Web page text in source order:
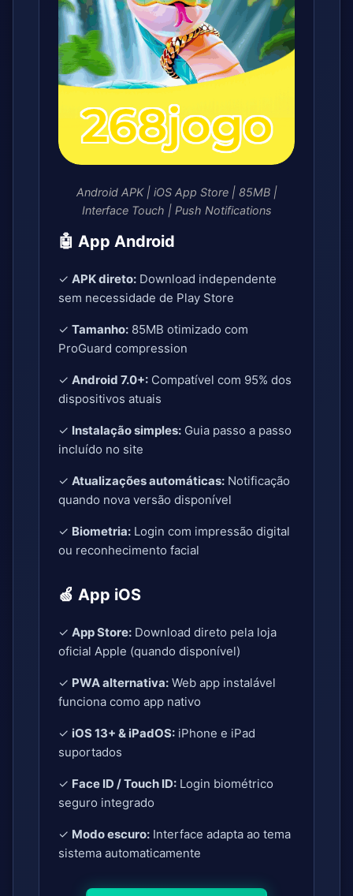
Android APK | iOS App Store | 85MB |
Interface Touch | Push Notifications
🤖 App Android
✓ APK direto: Download independente
sem necessidade de Play Store
✓ Tamanho: 85MB otimizado com
ProGuard compression
✓ Android 7.0+: Compatível com 95% dos
dispositivos atuais
✓ Instalação simples: Guia passo a passo
incluído no site
✓ Atualizações automáticas: Notificação
quando nova versão disponível
✓ Biometria: Login com impressão digital
ou reconhecimento facial
🍏 App iOS
✓ App Store: Download direto pela loja
oficial Apple (quando disponível)
✓ PWA alternativa: Web app instalável
funciona como app nativo
✓ iOS 13+ & iPadOS: iPhone e iPad
suportados
✓ Face ID / Touch ID: Login biométrico
seguro integrado
✓ Modo escuro: Interface adapta ao tema
sistema automaticamente